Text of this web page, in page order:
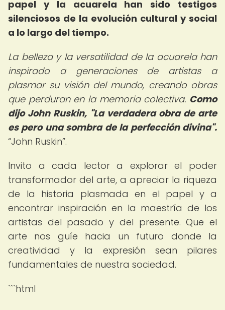
papel y la acuarela han sido testigos
silenciosos de la evolución cultural y social
a lo largo del tiempo.
La belleza y la versatilidad de la acuarela han
inspirado a generaciones de artistas a
plasmar su visión del mundo, creando obras
que perduran en la memoria colectiva. Como
dijo John Ruskin, "La verdadera obra de arte
es pero una sombra de la perfección divina".
John Ruskin .
Invito a cada lector a explorar el poder
transformador del arte, a apreciar la riqueza
de la historia plasmada en el papel y a
encontrar inspiración en la maestría de los
artistas del pasado y del presente. Que el
arte nos guíe hacia un futuro donde la
creatividad y la expresión sean pilares
fundamentales de nuestra sociedad.
```html